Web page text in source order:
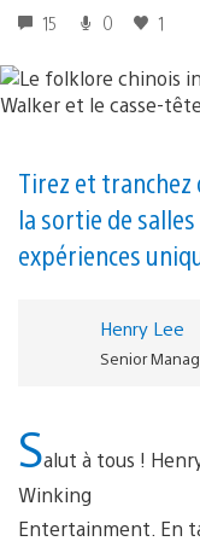
15 0 1
Tirez et
la sortie de
expériences
Henry Lee
Senior
Salut à tous !
Winking
Entertainment. En